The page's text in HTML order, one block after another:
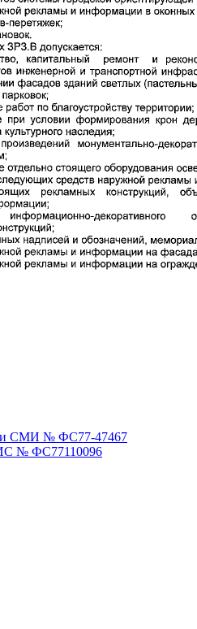
СМИ № ФС77-47467
№ ФС77110096